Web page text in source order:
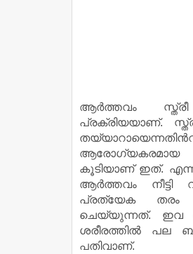
ആര്‍ത്തവം സ്ത്രീ
പ്രക്രിയയാണ്.
ആരോഗ്യകരമായ
കൂടിയാണ് ഇത്.
ആര്‍ത്തവം നീട്ടി
പ്രത്യേക തരം
ചെയ്യുന്നത്. ഇവ
ശരീരത്തില്‍ പല
പതിവാണ്.